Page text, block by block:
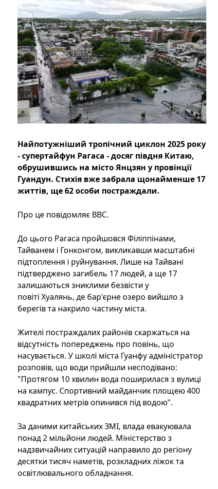
Найпотужніший тропічний циклон 2025 року
- супертайфун Рагаса - досяг півдня Китаю,
обрушившись на місто Янцзян у провінції
Гуандун. Стихія вже забрала щонайменше 17
життів, ще 62 особи постраждали.
Про це повідомляє BBC.
До цього Рагаса пройшовся Філіппінами,
Тайванем і Гонконгом, викликавши масштабні
підтоплення і руйнування. Лише на Тайвані
підтверджено загибель 17 людей, а ще 17
залишаються зниклими безвісти у
повіті Хуалянь, де бар'єрне озеро вийшло з
берегів та накрило частину міста.
Жителі постраждалих районів скаржаться на
відсутність попереджень про повінь, що
насувається. У школі міста Гуанфу адміністратор
розповів, що води прийшли несподівано:
"Протягом 10 хвилин вода поширилася з вулиці
на кампус. Спортивний майданчик площею 400
квадратних метрів опинився під водою".
За даними китайських ЗМІ, влада евакуювала
понад 2 мільйони людей. Міністерство з
надзвичайних ситуацій направило до регіону
десятки тисяч наметів, розкладних ліжок та
освітлювального обладнання.